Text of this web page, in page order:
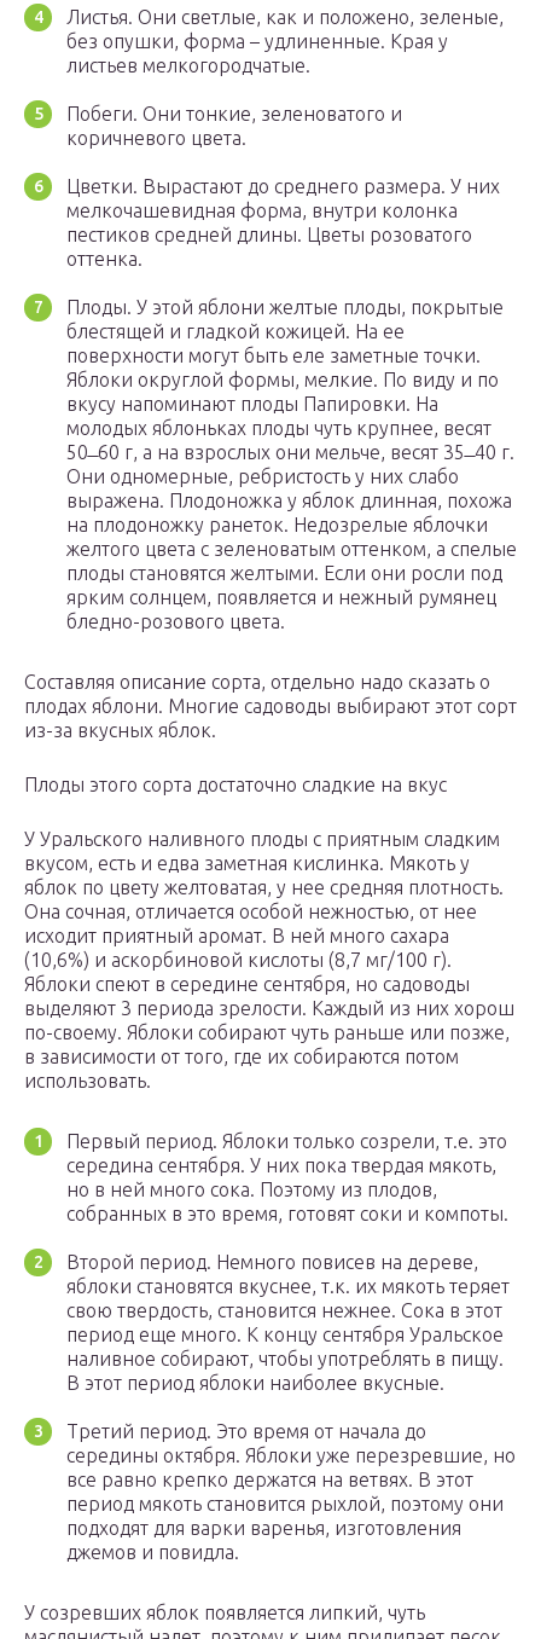
Листья. Они светлые, как и положено, зеленые,
без опушки, форма – удлиненные. Края у
листьев мелкогородчатые.
Побеги. Они тонкие, зеленоватого и
коричневого цвета.
Цветки. Вырастают до среднего размера. У них
мелкочашевидная форма, внутри колонка
пестиков средней длины. Цветы розоватого
оттенка.
Плоды. У этой яблони желтые плоды, покрытые
блестящей и гладкой кожицей. На ее
поверхности могут быть еле заметные точки.
Яблоки округлой формы, мелкие. По виду и по
вкусу напоминают плоды Папировки. На
молодых яблоньках плоды чуть крупнее, весят
50 ̶ 60 г, а на взрослых они мельче, весят 35 ̶ 40 г.
Они одномерные, ребристость у них слабо
выражена. Плодоножка у яблок длинная, похожа
на плодоножку ранеток. Недозрелые яблочки
желтого цвета с зеленоватым оттенком, а спелые
плоды становятся желтыми. Если они росли под
ярким солнцем, появляется и нежный румянец
бледно-розового цвета.
Составляя описание сорта, отдельно надо сказать о
плодах яблони. Многие садоводы выбирают этот сорт
из-за вкусных яблок.
Плоды этого сорта достаточно сладкие на вкус
У Уральского наливного плоды с приятным сладким
вкусом, есть и едва заметная кислинка. Мякоть у
яблок по цвету желтоватая, у нее средняя плотность.
Она сочная, отличается особой нежностью, от нее
исходит приятный аромат. В ней много сахара
(10,6%) и аскорбиновой кислоты (8,7 мг/100 г).
Яблоки спеют в середине сентября, но садоводы
выделяют 3 периода зрелости. Каждый из них хорош
по-своему. Яблоки собирают чуть раньше или позже,
в зависимости от того, где их собираются потом
использовать.
Первый период. Яблоки только созрели, т.е. это
середина сентября. У них пока твердая мякоть,
но в ней много сока. Поэтому из плодов,
собранных в это время, готовят соки и компоты.
Второй период. Немного повисев на дереве,
яблоки становятся вкуснее, т.к. их мякоть теряет
свою твердость, становится нежнее. Сока в этот
период еще много. К концу сентября Уральское
наливное собирают, чтобы употреблять в пищу.
В этот период яблоки наиболее вкусные.
Третий период. Это время от начала до
середины октября. Яблоки уже перезревшие, но
все равно крепко держатся на ветвях. В этот
период мякоть становится рыхлой, поэтому они
подходят для варки варенья, изготовления
джемов и повидла.
У созревших яблок появляется липкий, чуть